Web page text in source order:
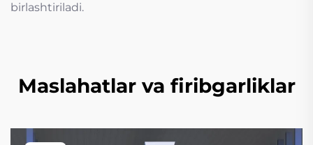
birlashtiriladi.
Maslahatlar va firibgarliklar